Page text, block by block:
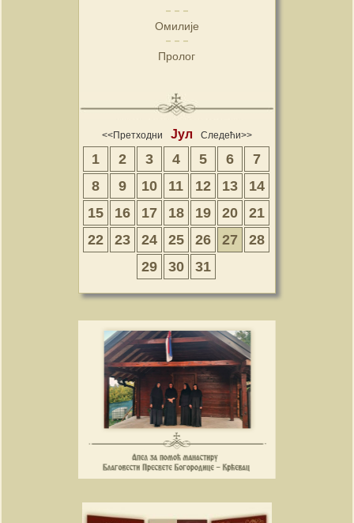
Омилије
Пролог
<<Претходни Јул Следећи>>
1 2 3 4 5 6
7
8
9 10 11 12 13
14
15
16 17 18 19 20
21
22
23 24 25 26 27
28
29
30 31